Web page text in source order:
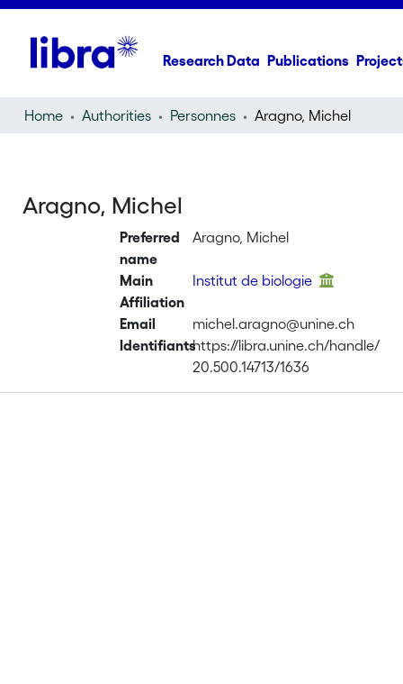
Research Data Publications
Home Authorities Personnes Aragno, Michel
Aragno, Michel
Preferred
name
Aragno, Michel
Main
Affiliation
Institut de biologie
Email
michel.aragno@unine.ch
Identifiantshttps://libra.unine.ch/handle/
20.500.14713/1636